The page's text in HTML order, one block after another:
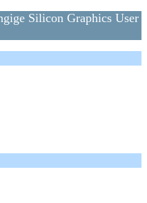
Silicon Graphics User